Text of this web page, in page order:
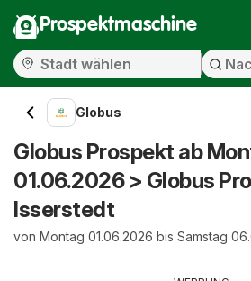
Prospektmaschine
Globus
Globus Prospekt ab
01.06.2026 > Globus
Isserstedt
von Montag 01.06.2026 bis Samstag